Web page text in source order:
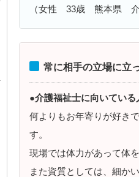
（女性 33歳 熊本県 介
常に相手の立場に立
●介護福祉士に向いている
何よりもお年寄りが好き
す。
現場では体力があって体
また資質としては、細か